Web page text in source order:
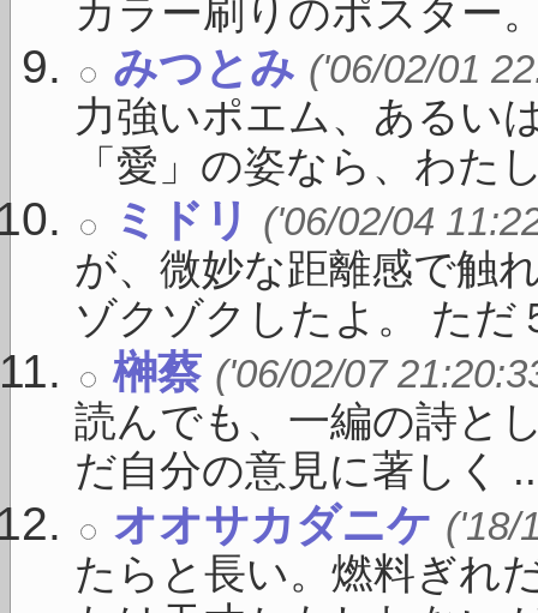
カラー刷りのポスター
みつとみ ('06/02/01
力強いポエム、あるい
「愛」の姿なら、わた
ミドリ ('06/02/04
が、微妙な距離感で触
ゾクゾクしたよ。 ただ
榊蔡 ('06/02/07
読んでも、一編の詩と
だ自分の意見に著しく
オオサカダニケ ('18/
たらと長い。燃料ぎれ